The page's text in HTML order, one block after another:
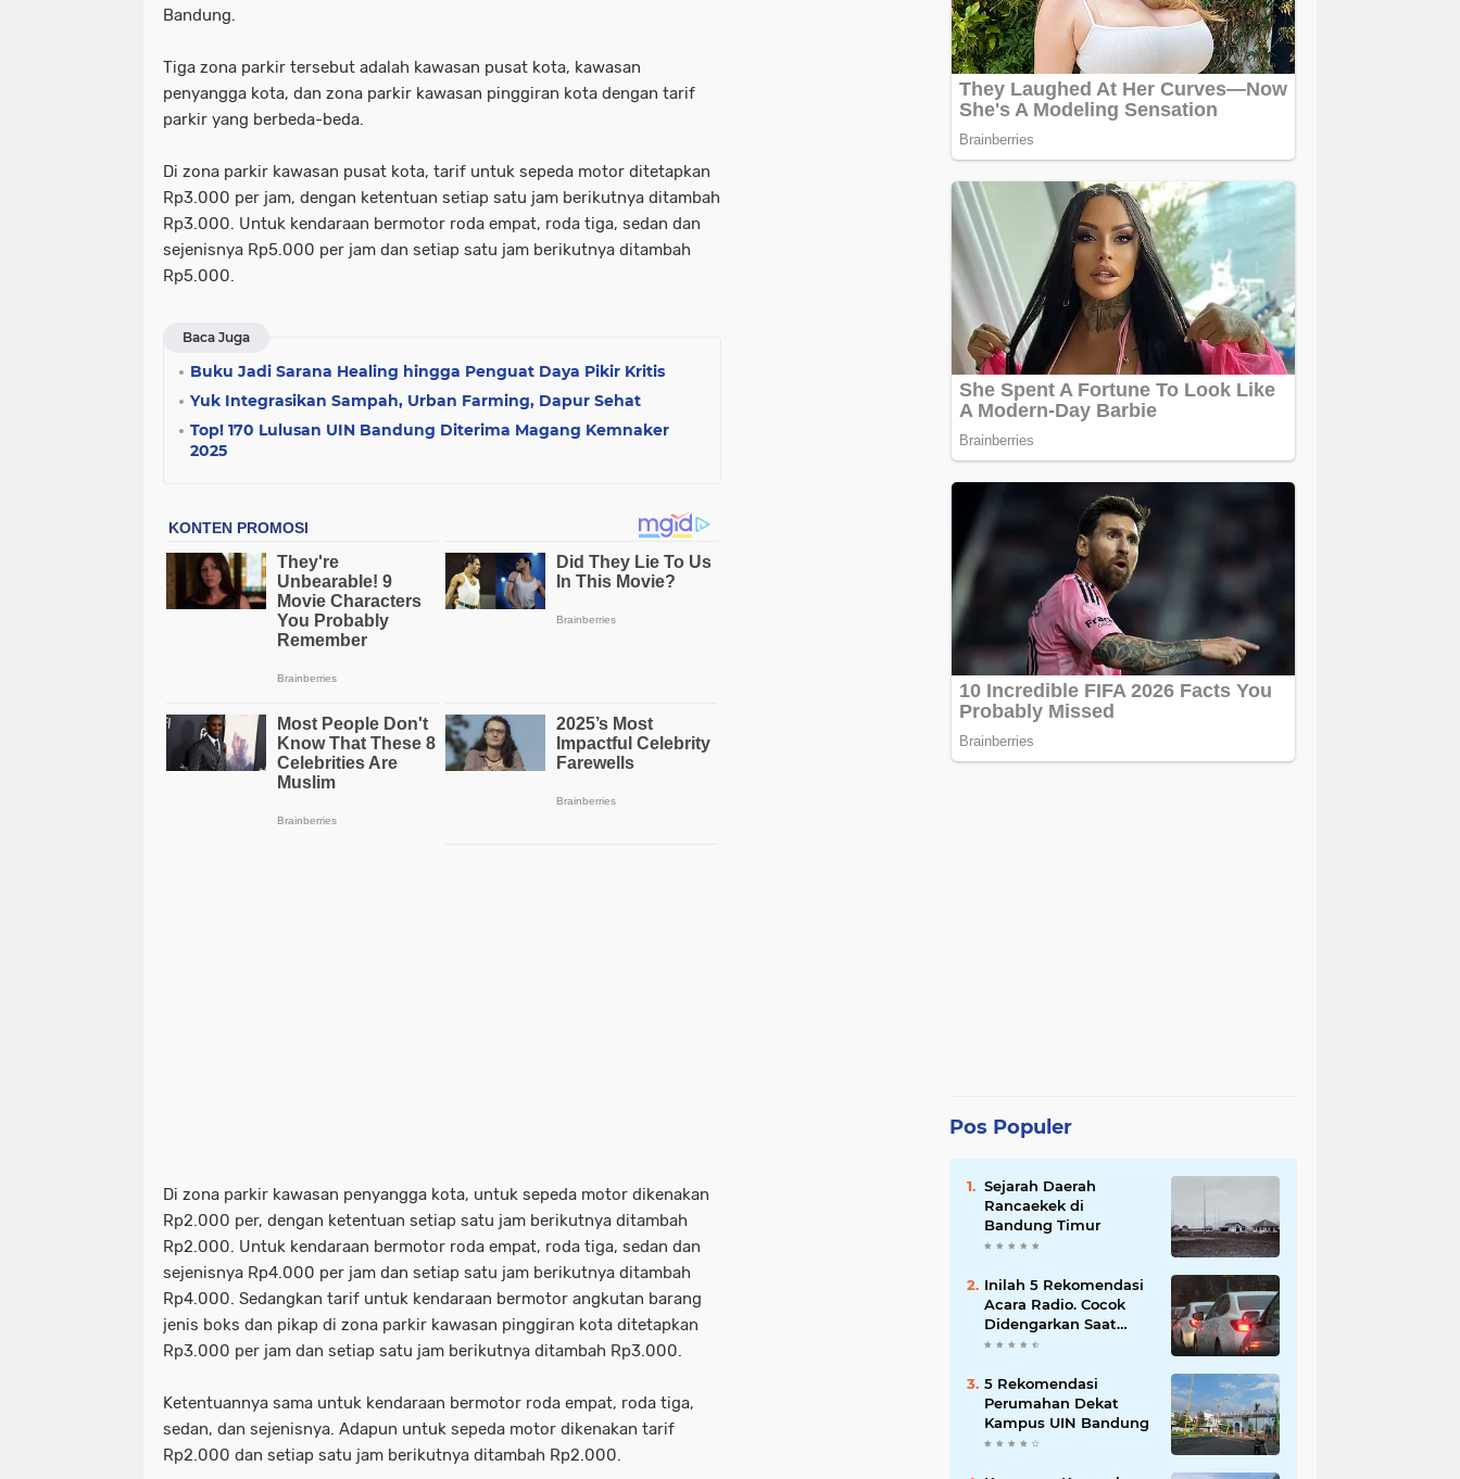
Bandung.
Tiga zona parkir tersebut adalah kawasan pusat kota, kawasan
penyangga kota, dan zona parkir kawasan pinggiran kota dengan tarif
parkir yang berbeda-beda.
Di zona parkir kawasan pusat kota, tarif untuk sepeda motor ditetapkan
Rp3.000 per jam, dengan ketentuan setiap satu jam berikutnya ditambah
Rp3.000. Untuk kendaraan bermotor roda empat, roda tiga, sedan dan
sejenisnya Rp5.000 per jam dan setiap satu jam berikutnya ditambah
Rp5.000.
Baca Juga
Buku Jadi Sarana Healing hingga Penguat Daya Pikir Kritis
Yuk Integrasikan Sampah, Urban Farming, Dapur Sehat
Top! 170 Lulusan UIN Bandung Diterima Magang Kemnaker
2025
Di zona parkir kawasan penyangga kota, untuk sepeda motor dikenakan
Rp2.000 per, dengan ketentuan setiap satu jam berikutnya ditambah
Rp2.000. Untuk kendaraan bermotor roda empat, roda tiga, sedan dan
sejenisnya Rp4.000 per jam dan setiap satu jam berikutnya ditambah
Rp4.000. Sedangkan tarif untuk kendaraan bermotor angkutan barang
jenis boks dan pikap di zona parkir kawasan pinggiran kota ditetapkan
Rp3.000 per jam dan setiap satu jam berikutnya ditambah Rp3.000.
Ketentuannya sama untuk kendaraan bermotor roda empat, roda tiga,
sedan, dan sejenisnya. Adapun untuk sepeda motor dikenakan tarif
Rp2.000 dan setiap satu jam berikutnya ditambah Rp2.000.
Pos Populer
Sejarah Daerah
Rancaekek di
Bandung Timur
Inilah 5 Rekomendasi
Acara Radio. Cocok
Didengarkan Saat
Macet
5 Rekomendasi
Perumahan Dekat
Kampus UIN Bandung